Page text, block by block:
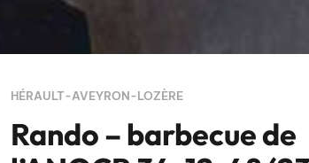
HÉRAULT-AVEYRON-LOZÈRE
Rando – barbecue de